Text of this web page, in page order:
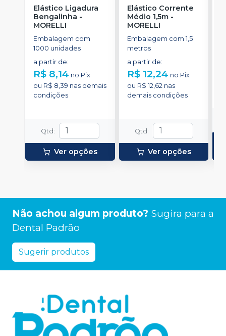
Elástico Ligadura
Bengalinha -
MORELLI
Embalagem com
1000 unidades
a partir de:
R$ 8,14 no Pix
ou R$ 8,39 nas demais
condições
Qtd:
Ver opções
Elástico Corrente
Médio 1,5m-
MORELLI
Embalagem com 1,5
metros
a partir de:
R$ 12,24 no Pix
ou R$ 12,62 nas
demais condições
Qtd:
Ver opções
Não achou algum produto? Sugira para a
Dental Padrão
Sugerir produtos